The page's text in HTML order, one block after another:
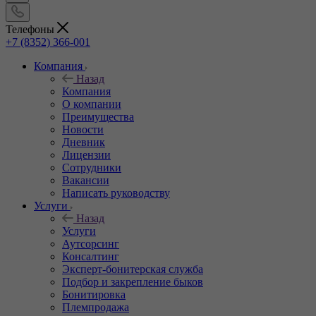
Телефоны
+7 (8352) 366-001
Компания
Назад
Компания
О компании
Преимущества
Новости
Дневник
Лицензии
Сотрудники
Вакансии
Написать руководству
Услуги
Назад
Услуги
Аутсорсинг
Консалтинг
Эксперт-бонитерская служба
Подбор и закрепление быков
Бонитировка
Племпродажа